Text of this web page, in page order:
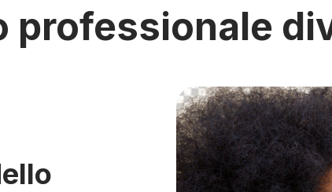
professionale